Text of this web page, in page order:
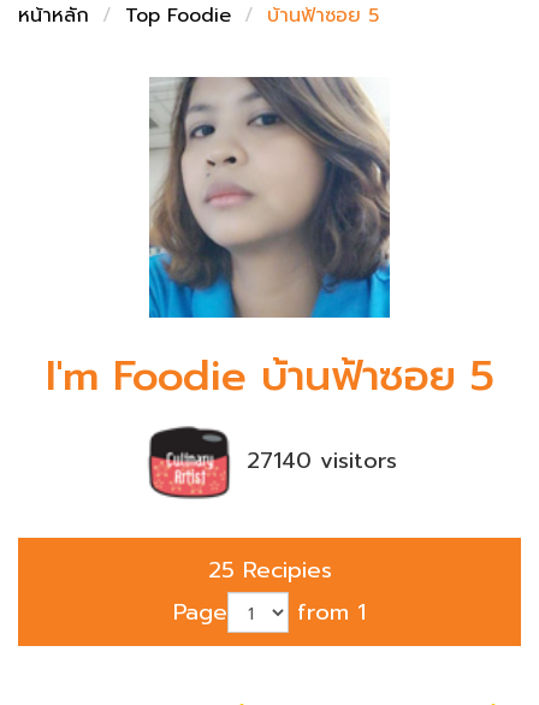
หน้าหลัก
Top Foodie บ้านฟ้าซอย 5
I'm Foodie บ้านฟ้าซอย 5
27140 visitors
25 Recipies
Page
from 1